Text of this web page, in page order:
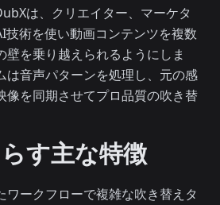
は、クリエイター、マーケタ
技術を使い動画コンテンツを複数
を乗り越えられるようにしま
は音声パターンを処理し、元の感
像を同期させてプロ品質の吹き替
す主な特徴
ワークフローで複雑な吹き替えタ